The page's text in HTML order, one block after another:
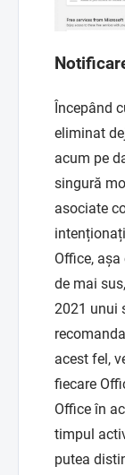
Începând
eliminat
acum pe
singură
asociate
Office,
de mai
2021 unui
acest fel,
fiecare
Office în
timpul
putea